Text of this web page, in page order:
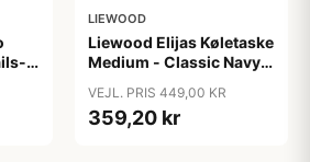
LIEWOOD
Liewood Elijas Køletaske
Medium - Classic Navy
VEJL. PRIS 449,00 KR
359,20 kr